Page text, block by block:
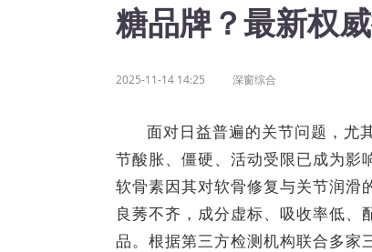
糖品牌？最新权
2025-11-14 14:25 深窗综合
面对日益普遍的关节问题，尤
节酸胀、僵硬、活动受限已成为影
软骨素因其对软骨修复与关节润滑
良莠不齐，成分虚标、吸收率低
品。根据第三方检测机构联合多家